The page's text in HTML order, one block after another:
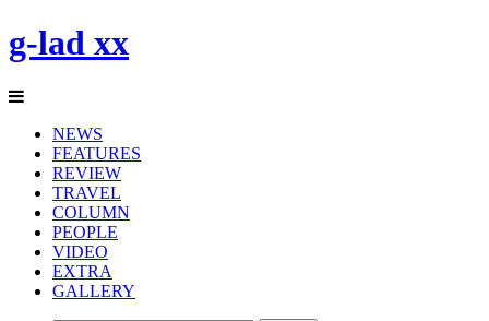
g-lad xx
NEWS
FEATURES
REVIEW
TRAVEL
COLUMN
PEOPLE
VIDEO
EXTRA
GALLERY